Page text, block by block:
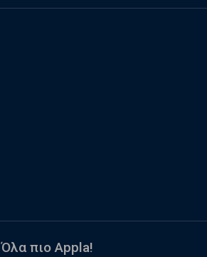
Όλα πιο Appla!